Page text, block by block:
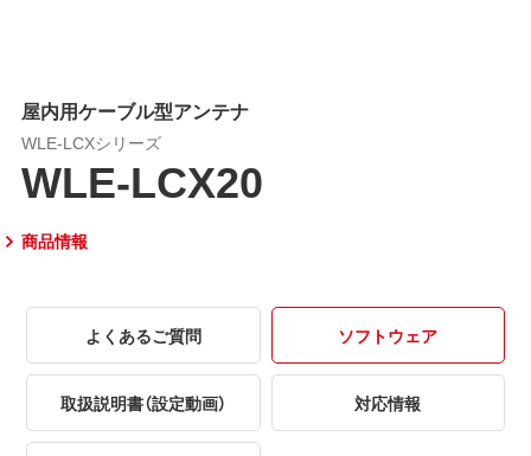
屋内用ケーブル型アンテナ
WLE-LCXシリーズ
WLE-LCX20
商品情報
よくあるご質問 ソフトウェア
取扱説明書（設定動画） 対応情報